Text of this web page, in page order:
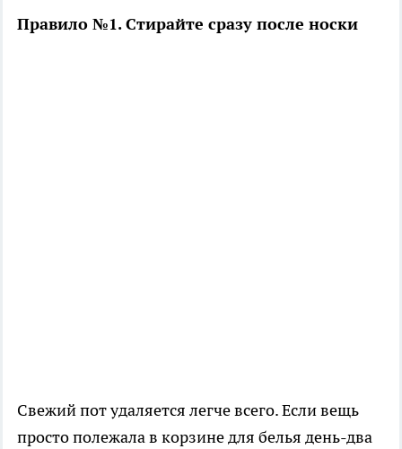
Правило №1. Стирайте сразу после носки
Свежий пот удаляется легче всего. Если вещь
просто полежала в корзине для белья день-два